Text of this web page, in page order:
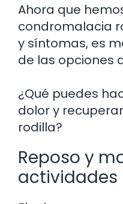
Ahora que
condromalacia
y síntomas, es
de las opciones
¿Qué puedes
dolor y
rodilla?
Reposo y
actividades